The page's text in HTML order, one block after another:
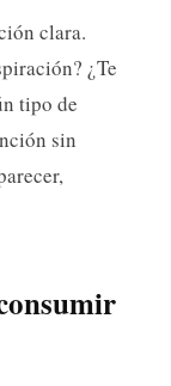
clara.
¿Te
tipo de
sin